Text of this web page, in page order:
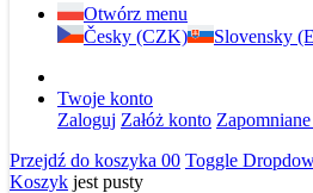
Otwórz menu
Česky (CZK)
Slovensky
Twoje konto
Zaloguj Załóż konto Zapomniane
Przejdź do koszyka 00 Toggle
Koszyk jest pusty